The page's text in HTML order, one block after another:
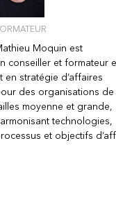
Moquin est
conseiller et formateur
en stratégie d’affaires
des organisations de
moyenne et grande,
technologies,
et objectifs